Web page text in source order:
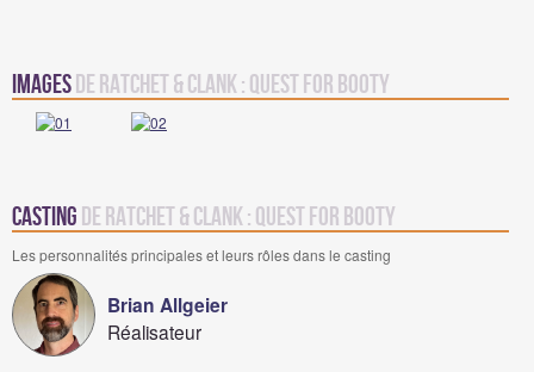
Imagesde Ratchet & Clank : Quest for Booty
Casting de Ratchet & Clank : Quest for Booty
Les personnalités principales et leurs rôles dans le casting
Brian Allgeier
Réalisateur